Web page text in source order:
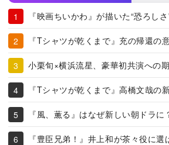
『映画ちいかわ』が描いた“恐ろし
『Tシャツが乾くまで』充の帰還の
小栗旬×横浜流星、豪華初共演への
『Tシャツが乾くまで』高橋文哉の
『風、薫る』はなぜ新しい朝ドラに
『豊臣兄弟！』井上和が茶々役に選